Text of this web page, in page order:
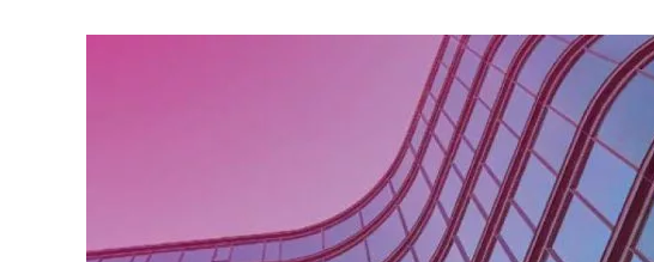
FÜR
GROSSPROJEKT
WANKDORFCITY
3